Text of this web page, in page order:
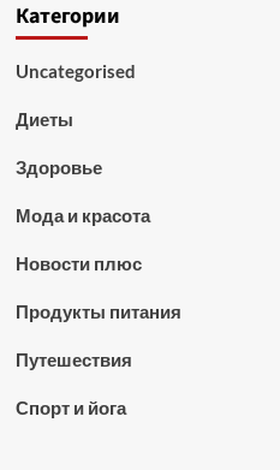
Категории
Uncategorised
Диеты
Здоровье
Мода и красота
Новости плюс
Продукты питания
Путешествия
Спорт и йога